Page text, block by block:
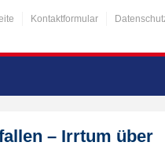
Kontaktformular
– Irrtum über